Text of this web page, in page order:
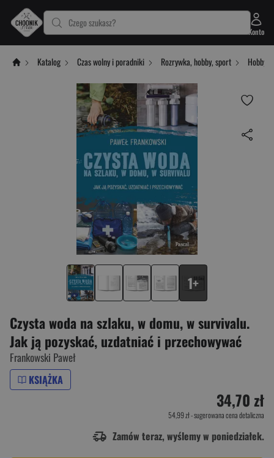
Czego szukasz?
Konto
Katalog Czas wolny i poradniki Rozrywka, hobby, sport Hobby
Czysta woda na szlaku, w domu, w survivalu.
Jak ją pozyskać, uzdatniać i przechowywać
Frankowski Paweł
KSIĄŻKA
1+
34,70 zł
54,99 zł- sugerowana cena detaliczna
Zamów teraz, wyślemy w poniedziałek.